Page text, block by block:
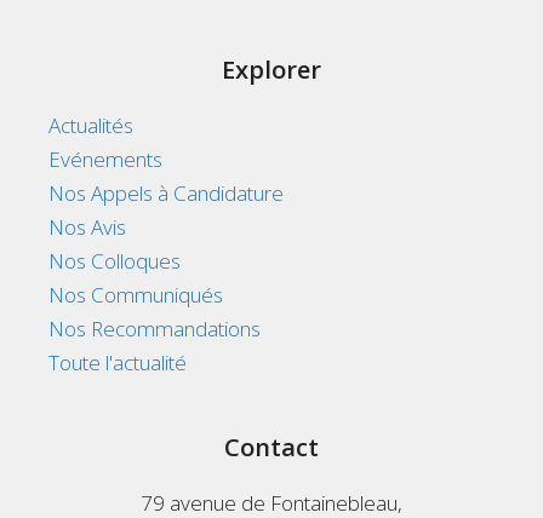
Explorer
Actualités
Evénements
Nos Appels à Candidature
Nos Avis
Nos Colloques
Nos Communiqués
Nos Recommandations
Toute l'actualité
Contact
79 avenue de Fontainebleau,